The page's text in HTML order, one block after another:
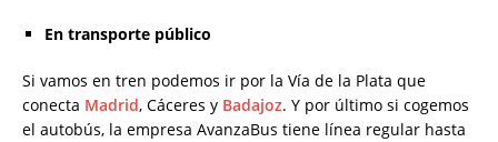
En transporte público
Si vamos en tren podemos ir por la Vía de la Plata que
conecta Madrid, Cáceres y Badajoz. Y por último si cogemos
el autobús, la empresa AvanzaBus tiene línea regular hasta